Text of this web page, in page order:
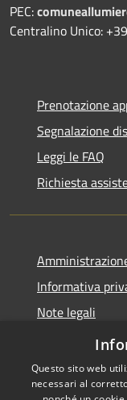
PEC:
Centralino Unico:
Prenotazione
Segnalazione
Leggi le FAQ
Richiesta
Informativa
Note legali
Dichiarazione
Questo sito web
necessari al